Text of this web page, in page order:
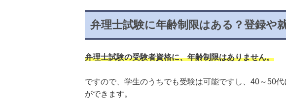
弁理士試験に年齢制限はある？登録や
弁理士試験の受験者資格に、年齢制限はありません。
ですので、学生のうちでも受験は可能ですし、40～50
ができます。